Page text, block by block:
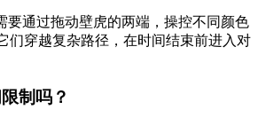
要通过拖动壁虎的两端，操控不同颜色
们穿越复杂路径，在时间结束前进入对
制吗？